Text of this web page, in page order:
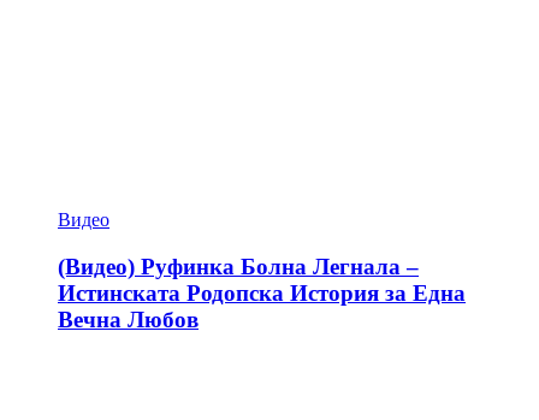
Видео
(Видео) Руфинка Болна Легнала –
Истинската Родопска История за Една
Вечна Любов